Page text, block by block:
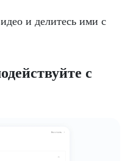
и делитесь ими с
с